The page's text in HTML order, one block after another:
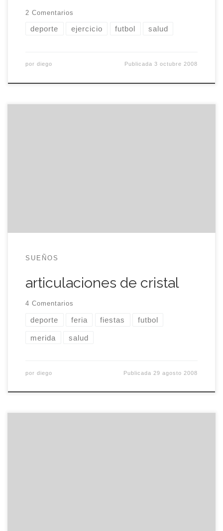
2 Comentarios
deporte ejercicio futbol salud
por diego Publicada3 octubre 2008
SUEÑOS
articulaciones de cristal
4 Comentarios
deporte feria fiestas futbol
merida salud
por diego Publicada 29 agosto 2008